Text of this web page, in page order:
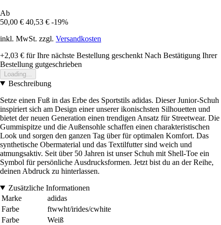
Ab
50,00 € 40,53 € -19%
inkl. MwSt. zzgl. Versandkosten
+2,03 € für Ihre nächste Bestellung geschenkt Nach Bestätigung Ihrer
Bestellung gutgeschrieben
Loading...
Beschreibung
Setze einen Fuß in das Erbe des Sportstils adidas. Dieser Junior-Schuh
inspiriert sich am Design einer unserer ikonischsten Silhouetten und
bietet der neuen Generation einen trendigen Ansatz für Streetwear. Die
Gummispitze und die Außensohle schaffen einen charakteristischen
Look und sorgen den ganzen Tag über für optimalen Komfort. Das
synthetische Obermaterial und das Textilfutter sind weich und
atmungsaktiv. Seit über 50 Jahren ist unser Schuh mit Shell-Toe ein
Symbol für persönliche Ausdrucksformen. Jetzt bist du an der Reihe,
deinen Abdruck zu hinterlassen.
Zusätzliche Informationen
Marke
adidas
Farbe
ftwwht/irides/cwhite
Farbe
Weiß